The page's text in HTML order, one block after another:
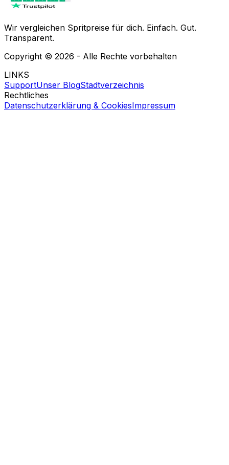
Wir vergleichen Spritpreise für dich. Einfach. Gut.
Transparent.
Copyright © 2026 - Alle Rechte vorbehalten
LINKS
SupportUnser BlogStadtverzeichnis
Rechtliches
Datenschutzerklärung & CookiesImpressum